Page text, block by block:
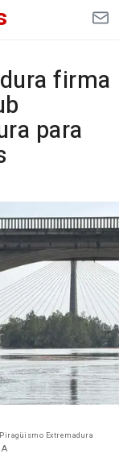
firma
para
Extremadura